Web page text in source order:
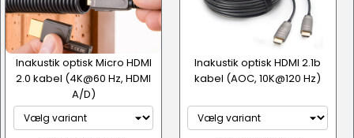
Inakustik optisk Micro HDMI
2.0 kabel (4K@60 Hz, HDMI
A/D)
Inakustik optisk HDMI 2.1b
kabel (AOC, 10K@120 Hz)